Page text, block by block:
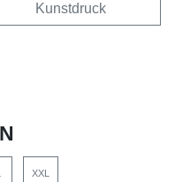
Kunstdruck
XXL